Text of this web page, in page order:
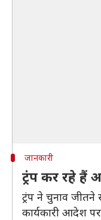
जानकारी
ट्रंप कर रहे हैं
ट्रंप ने चुनाव जीतने
कार्यकारी आदेश